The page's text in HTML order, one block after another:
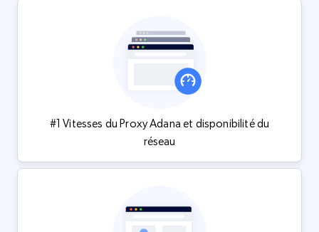
#1 Vitesses du Proxy Adana et disponibilité du
réseau